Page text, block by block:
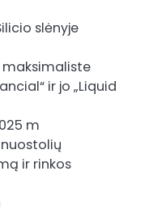
slėnyje
maksimaliste
ir jo „Liquid
m
nuostolių
ir rinkos